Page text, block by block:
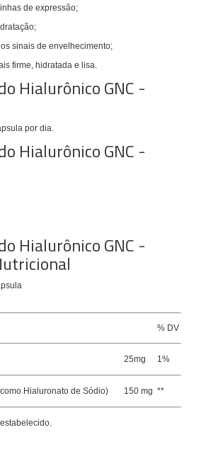
de expressão;
sinais de envelhecimento;
firme, hidratada e lisa.
Hialurônico GNC -
por dia.
Hialurônico GNC -
Hialurônico GNC -
% DV
25mg 1%
Hialuronato de Sódio) 150 mg **